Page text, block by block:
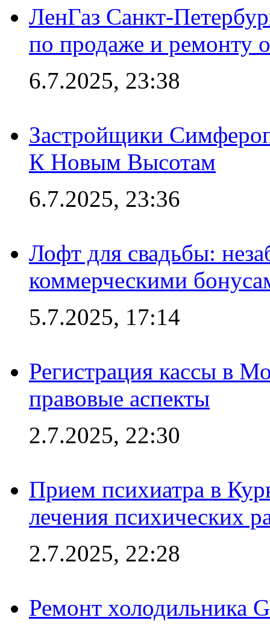
ЛенГаз Санкт-
по продаже и ремонту
6.7.2025, 23:38
Застройщики
К Новым Высотам
6.7.2025, 23:36
Лофт для свадьбы:
коммерческими
5.7.2025, 17:14
Регистрация кассы в
правовые аспекты
2.7.2025, 22:30
Прием психиатра в
лечения психических
2.7.2025, 22:28
Ремонт холодильника